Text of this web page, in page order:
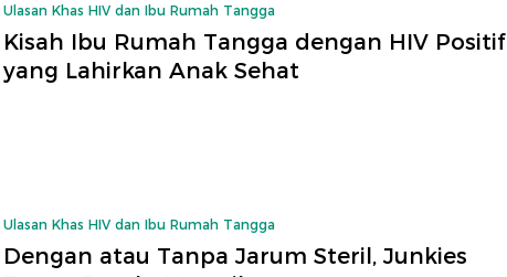
Ulasan Khas HIV dan Ibu Rumah Tangga
Kisah Ibu Rumah Tangga dengan HIV Positif
yang Lahirkan Anak Sehat
Ulasan Khas HIV dan Ibu Rumah Tangga
Dengan atau Tanpa Jarum Steril, Junkies